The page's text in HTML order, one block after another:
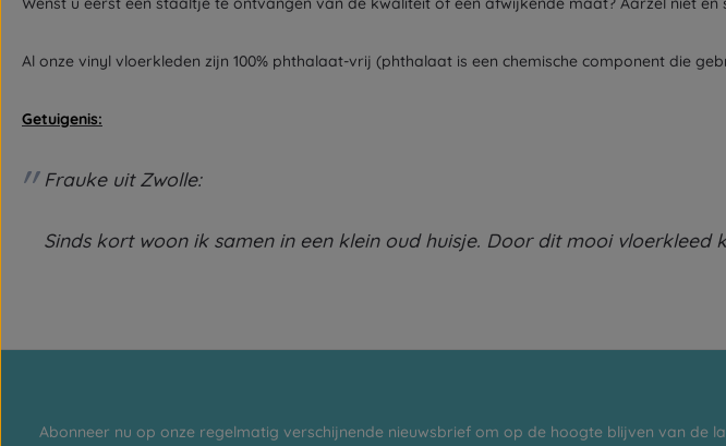
Al onze vinyl vloerkleden zijn 100% phthalaat-vrij (phthalaat is een chemische component die
Getuigenis:
Frauke uit Zwolle:
Sinds kort woon ik samen in een klein oud huisje. Door dit mooi
Abonneer nu op onze regelmatig verschijnende nieuwsbrief om op de hoogte blijven van de